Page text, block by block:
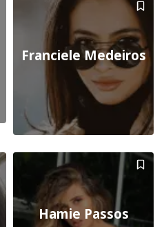
Franciele Medeiros
Hamie Passos